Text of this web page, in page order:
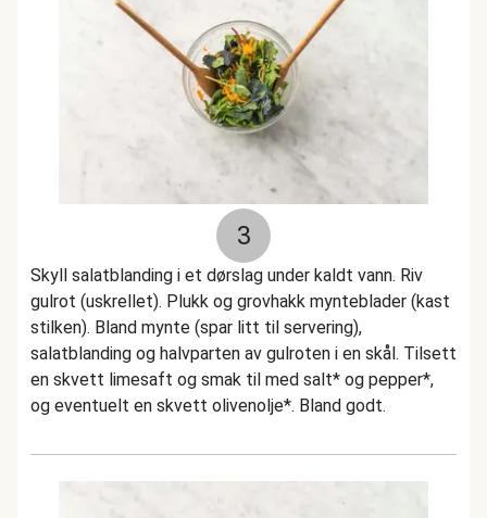
3
Skyll salatblanding i et dørslag under kaldt vann. Riv
gulrot (uskrellet). Plukk og grovhakk mynteblader (kast
stilken). Bland mynte (spar litt til servering),
salatblanding og halvparten av gulroten i en skål. Tilsett
en skvett limesaft og smak til med salt* og pepper*,
og eventuelt en skvett olivenolje*. Bland godt.